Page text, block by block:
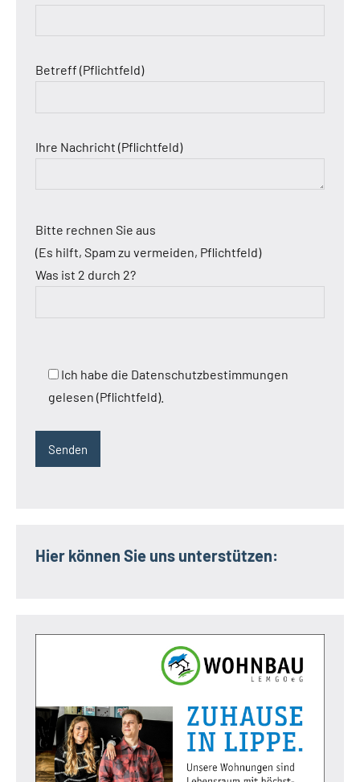
Betreff (Pflichtfeld)
Ihre Nachricht (Pflichtfeld)
Bitte rechnen Sie aus
(Es hilft, Spam zu vermeiden, Pflichtfeld)
Was ist 2 durch 2?
Ich habe die Datenschutzbestimmungen
gelesen (Pflichtfeld).
Hier können Sie uns unterstützen: